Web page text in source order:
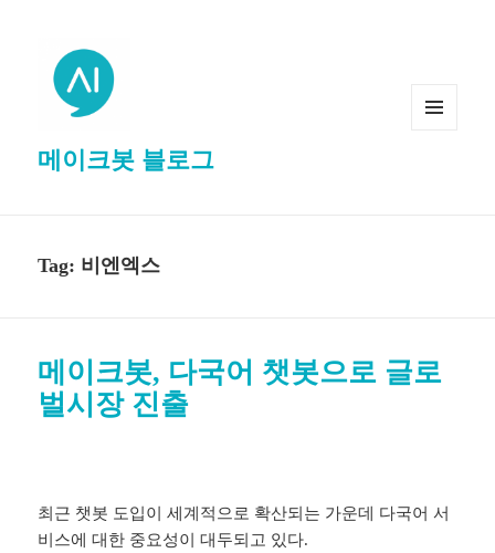
메이크봇 블로그
Tag: 비엔엑스
메이크봇, 다국어 챗봇으로 글로
벌시장 진출
최근 챗봇 도입이 세계적으로 확산되는 가운데 다국어 서
비스에 대한 중요성이 대두되고 있다.